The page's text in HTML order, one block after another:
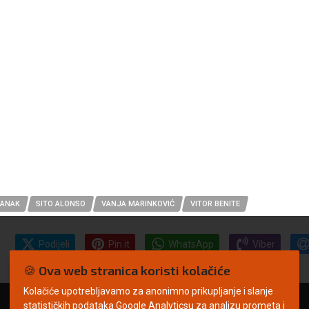
SITO ALONSO VANJA MARINKOVIĆ VITOR BENITE
Podijeli Pin it WhatsApp Viber
🍪 Ova web stranica koristi kolačiće
Kolačiće upotrebljavamo za anonimno prikupljanje i slanje
statističkih podataka Google Analyticsu za analizu prometa i